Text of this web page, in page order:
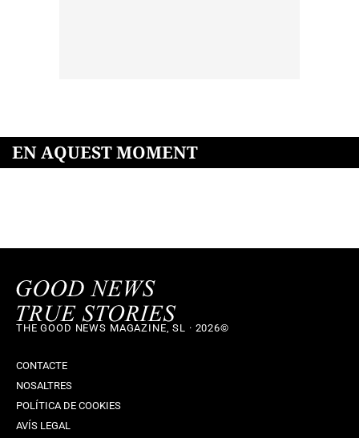
EN AQUEST MOMENT
THE GOOD NEWS MAGAZINE, SL · 2026©
CONTACTE
NOSALTRES
POLÍTICA DE COOKIES
AVÍS LEGAL